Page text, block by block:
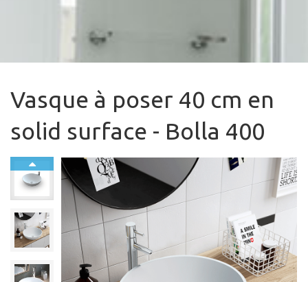
Vasque à poser 40 cm en
solid surface - Bolla 400